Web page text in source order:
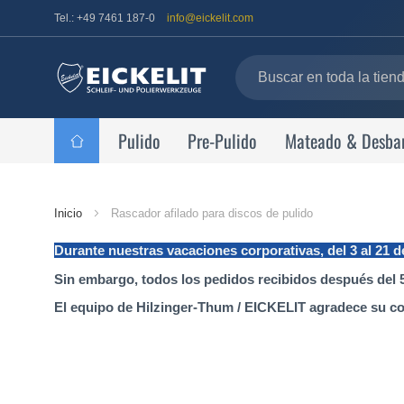
Tel.: +49 7461 187-0 info@eickelit.com
inicio
Pulido Pre-Pulido Mateado &
Inicio Rascador afilado para discos de pulido
Durante nuestras vacaciones corporativas, del 3 al 21
Sin embargo, todos los pedidos recibidos después del
El equipo de Hilzinger-Thum / EICKELIT agradece su